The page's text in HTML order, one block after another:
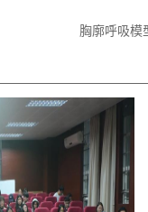
胸廓呼吸模